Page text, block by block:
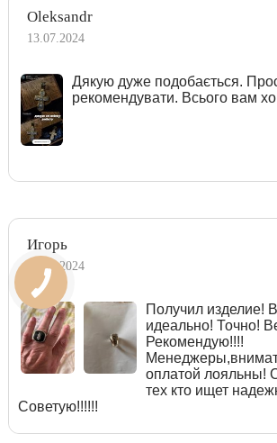
Oleksandr
13.07.2024
Дякую дуже подобається.
рекомендувати. Всього вам
Игорь
06.06.2024
Получил изделие!
идеально! Точно!
Рекомендую!!!!
оплатой лояльны!
тех кто ищет
Советую!!!!!!